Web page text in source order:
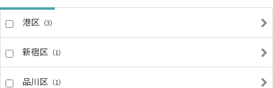
港区 （3）
新宿区 （1）
品川区 （1）